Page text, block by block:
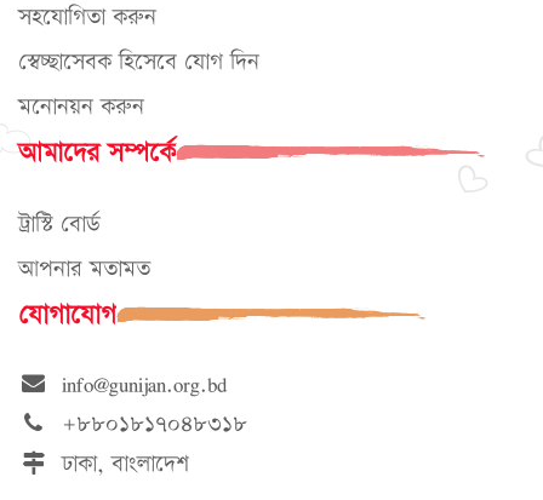
সহযোগিতা করুন
স্বেচ্ছাসেবক হিসেবে যোগ দিন
মনোনয়ন করুন
আমাদের সম্পর্কে
ট্রাস্টি বোর্ড
আপনার মতামত
যোগাযোগ
info@gunijan.org.bd
+৮৮০১৮১৭০৪৮৩১৮
ঢাকা, বাংলাদেশ